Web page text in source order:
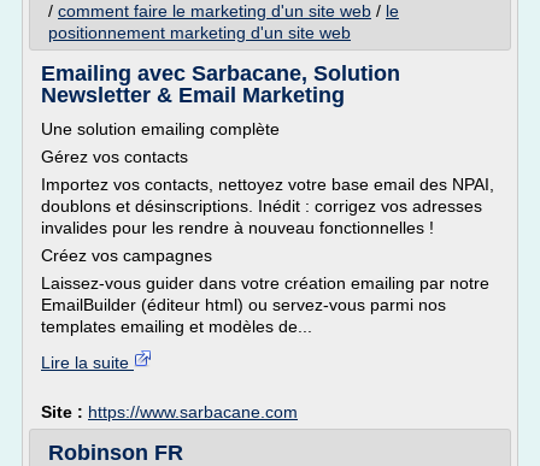
/ comment faire le marketing d'un site web / le
positionnement marketing d'un site web
Emailing avec Sarbacane, Solution
Newsletter & Email Marketing
Une solution emailing complète
Gérez vos contacts
Importez vos contacts, nettoyez votre base email des NPAI,
doublons et désinscriptions. Inédit : corrigez vos adresses
invalides pour les rendre à nouveau fonctionnelles !
Créez vos campagnes
Laissez-vous guider dans votre création emailing par notre
EmailBuilder (éditeur html) ou servez-vous parmi nos
templates emailing et modèles de...
Lire la suite
Site : https://www.sarbacane.com
Robinson FR